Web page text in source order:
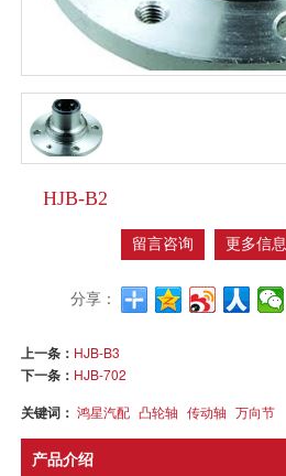
HJB-B2
留言咨询 更多信息
分享：
上一条： HJB-B3
下一条： HJB-702
关键词：鸿星汽配 凸轮轴 传动轴 万向节
产品介绍